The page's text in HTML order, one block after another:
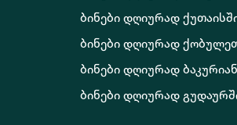
ბინები დღიურად
ბინები დღიურად
ბინები დღიურად
ბინები დღიურად